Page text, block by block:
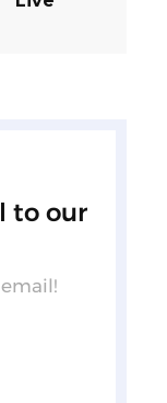
to our